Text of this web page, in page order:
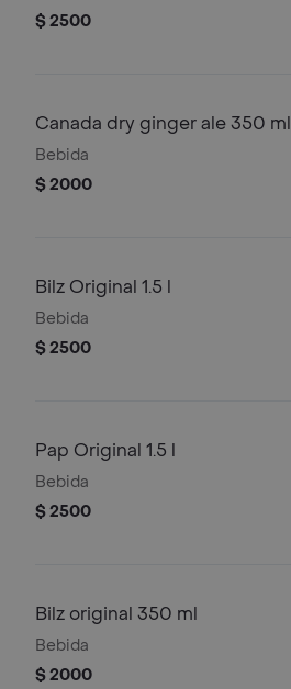
$ 2500
Canada dry ginger ale 350 ml
Bebida
$ 2000
Bilz Original 1.5 l
Bebida
$ 2500
Pap Original 1.5 l
Bebida
$ 2500
Bilz original 350 ml
Bebida
$ 2000